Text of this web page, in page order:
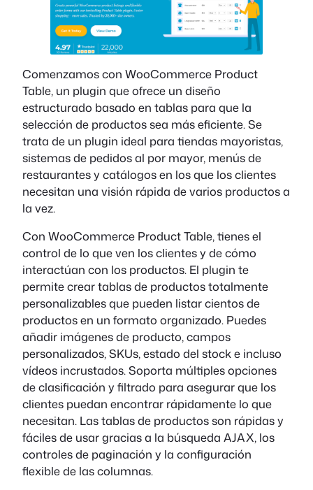
Comenzamos con WooCommerce Product
Table, un plugin que ofrece un diseño
estructurado basado en tablas para que la
selección de productos sea más eficiente. Se
trata de un plugin ideal para tiendas mayoristas,
sistemas de pedidos al por mayor, menús de
restaurantes y catálogos en los que los clientes
necesitan una visión rápida de varios productos a
la vez.
Con WooCommerce Product Table, tienes el
control de lo que ven los clientes y de cómo
interactúan con los productos. El plugin te
permite crear tablas de productos totalmente
personalizables que pueden listar cientos de
productos en un formato organizado. Puedes
añadir imágenes de producto, campos
personalizados, SKUs, estado del stock e incluso
vídeos incrustados. Soporta múltiples opciones
de clasificación y filtrado para asegurar que los
clientes puedan encontrar rápidamente lo que
necesitan. Las tablas de productos son rápidas y
fáciles de usar gracias a la búsqueda AJAX, los
controles de paginación y la configuración
flexible de las columnas.